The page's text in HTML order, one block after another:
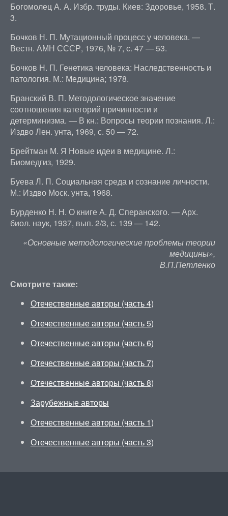
Богомолец А. А. Избр. труды. Киев: Здоровье, 1958. Т.
3.
Бочков Н. П. Мутационный процесс у человека. —
Вестн. АМН СССР, 1976, № 7, с. 47 — 53.
Бочков Н. П. Генетика человека: Наследственность и
патология. М.: Медицина; 1978.
Бранский В. П. Методологическое значение
соотношения категорий причинности и
детерминизма. — В кн.: Вопросы теории познания. Л.:
Издво Лен. унта, 1969, с. 50 — 72.
Брейтман М. Я Новые идеи в медицине. Л.:
Биомедгиз, 1929.
Буева Л. П. Социальная среда и сознание личности.
М.: Издво Моск. унта, 1968.
Бурденко Н. Н. О книге А. Д. Сперанского. — Арх.
биол. наук, 1937, вып. 2/3, с. 139 — 142.
«Основные методологические проблемы теории
медицины»,
В.П.Петленко
Смотрите также:
Отечественные авторы (часть 4)
Отечественные авторы (часть 5)
Отечественные авторы (часть 6)
Отечественные авторы (часть 7)
Отечественные авторы (часть 8)
Зарубежные авторы
Отечественные авторы (часть 1)
Отечественные авторы (часть 3)